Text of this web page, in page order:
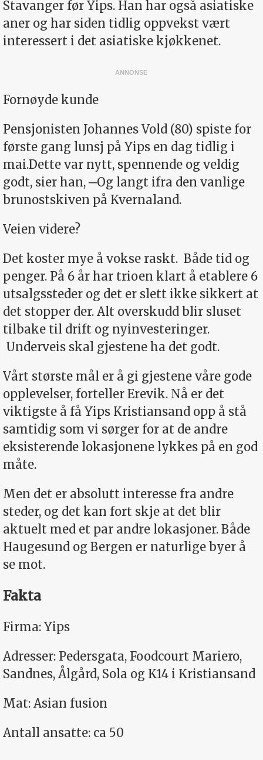
Stavanger før Yips. Han har også asiatiske
aner og har siden tidlig oppvekst vært
interessert i det asiatiske kjøkkenet.
Fornøyde kunde
Pensjonisten Johannes Vold (80) spiste for
første gang lunsj på Yips en dag tidlig i
mai.Dette var nytt, spennende og veldig
godt, sier han, ─Og langt ifra den vanlige
brunostskiven på Kvernaland.
Veien videre?
Det koster mye å vokse raskt. Både tid og
penger. På 6 år har trioen klart å etablere 6
utsalgssteder og det er slett ikke sikkert at
det stopper der. Alt overskudd blir sluset
tilbake til drift og nyinvesteringer.
Underveis skal gjestene ha det godt.
Vårt største mål er å gi gjestene våre gode
opplevelser, forteller Erevik. Nå er det
viktigste å få Yips Kristiansand opp å stå
samtidig som vi sørger for at de andre
eksisterende lokasjonene lykkes på en god
måte.
Men det er absolutt interesse fra andre
steder, og det kan fort skje at det blir
aktuelt med et par andre lokasjoner. Både
Haugesund og Bergen er naturlige byer å
se mot.
Fakta
Firma: Yips
Adresser: Pedersgata, Foodcourt Mariero,
Sandnes, Ålgård, Sola og K14 i Kristiansand
Mat: Asian fusion
Antall ansatte: ca 50